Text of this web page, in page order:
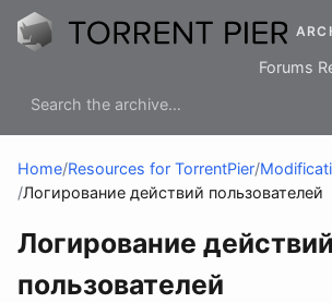
Forums
Home/Resources for TorrentPier/
/Логирование действий пользователей
Логирование действий
пользователей